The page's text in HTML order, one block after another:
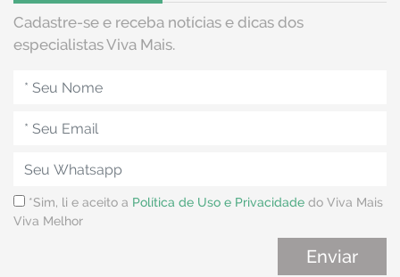
Cadastre-se e receba notícias e dicas dos
especialistas Viva Mais.
*Sim, li e aceito a Política de Uso e Privacidade do Viva Mais
Viva Melhor